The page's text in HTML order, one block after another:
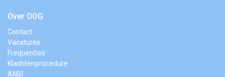
Over OOG
Contact
Vacatures
Frequenties
Klachtenprocedure
ANBI